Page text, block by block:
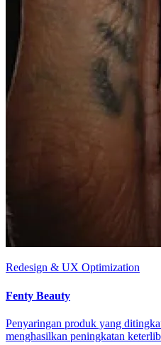
Redesign & UX Optimization
Fenty Beauty
Penyaringan produk yang
menghasilkan peningkatan